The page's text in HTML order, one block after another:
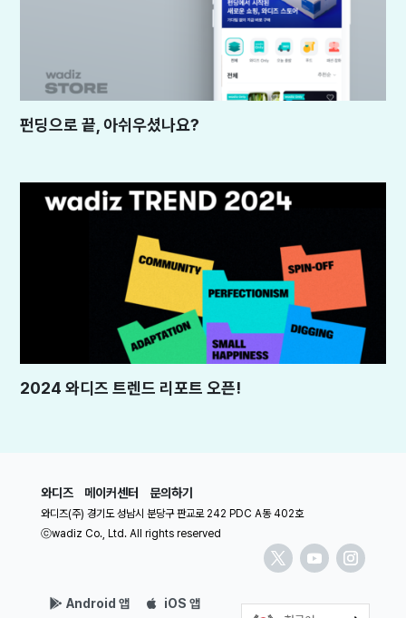
펀딩으로 끝, 아쉬우셨나요?
2024 와디즈 트렌드 리포트 오픈!
와디즈 메이커센터 문의하기
와디즈(주) 경기도 성남시 분당구 판교로 242 PDC A동 402호
ⓒwadiz Co., Ltd. All rights reserved
Android 앱 iOS 앱